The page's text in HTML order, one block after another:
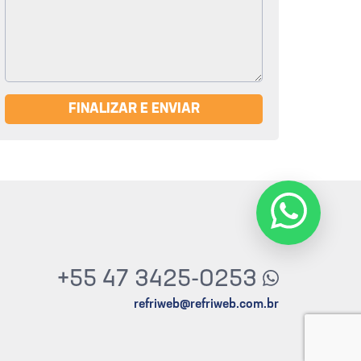
FINALIZAR E ENVIAR
+55 47 3425-0253
refriweb@refriweb.com.br